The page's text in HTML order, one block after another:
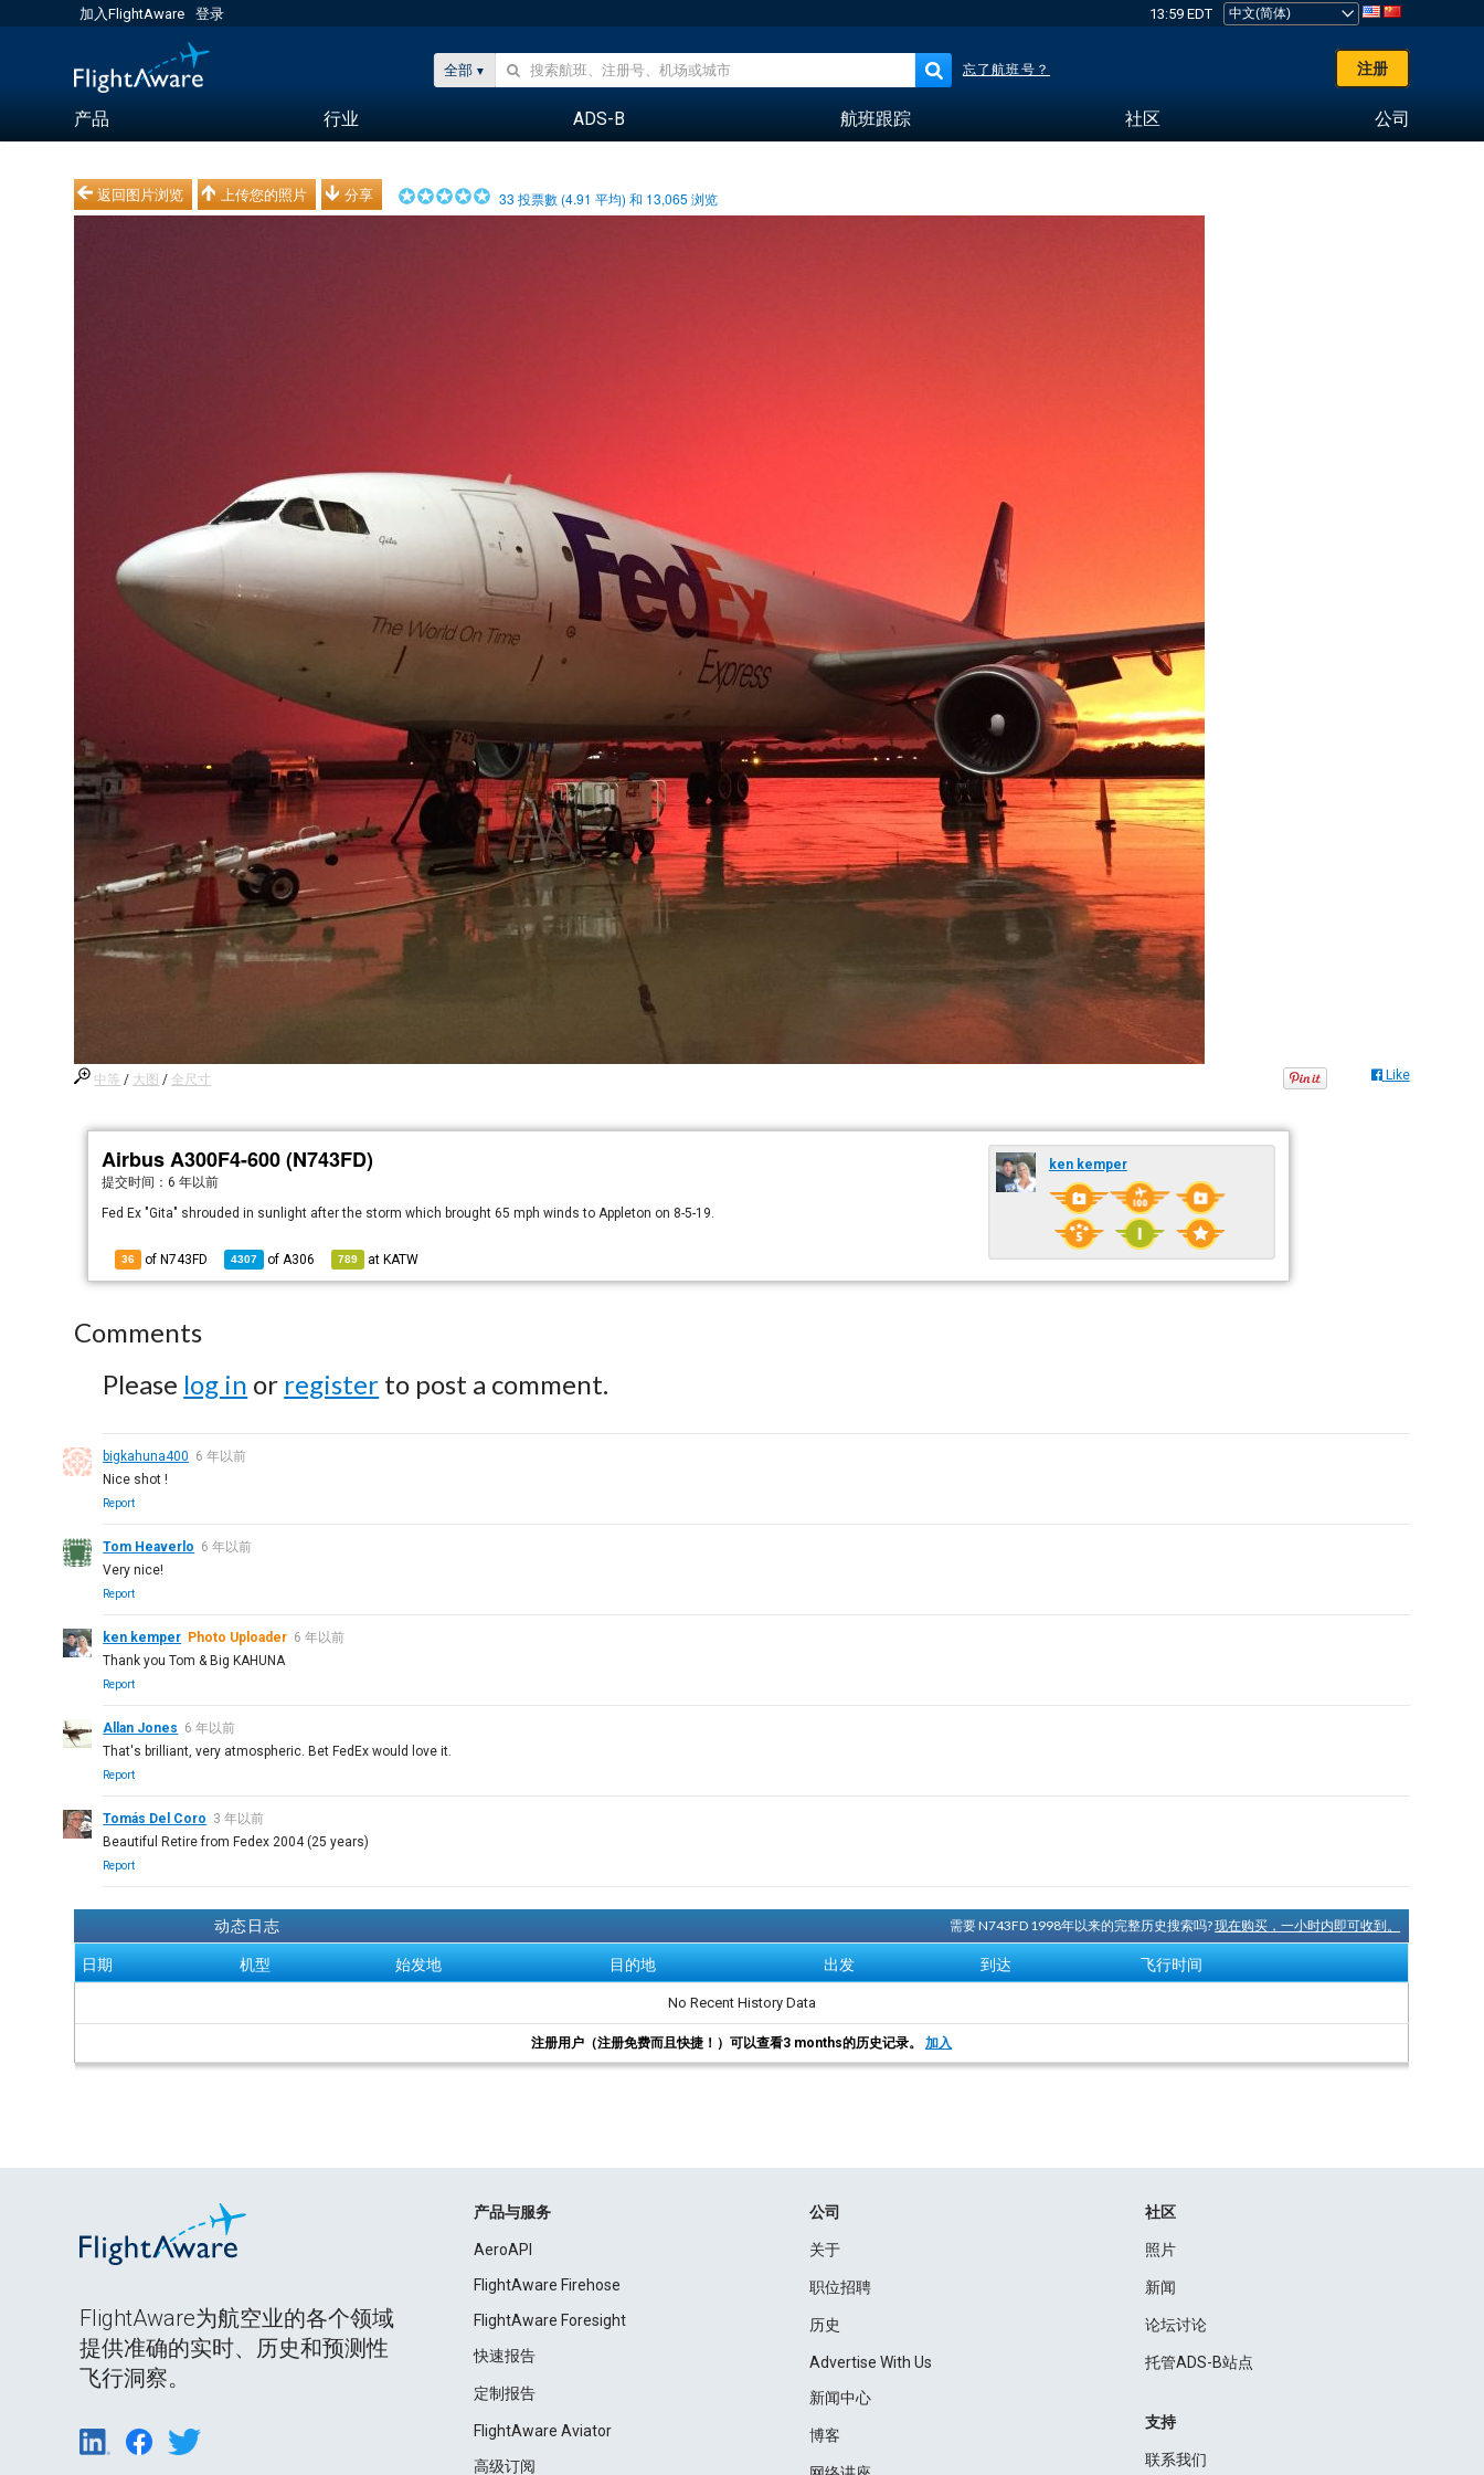
加入FlightAware 登录 13:59 EDT
全部 忘了航班号？ 注册
产品 行业 ADS-B 航班跟踪 社区 公司
返回图片浏览 上传您的照片 分享 33 投票數 (4.91 平均) 和 13,065 浏览
中等 / 大图 / 全尺寸 Like
Airbus A300F4-600 (N743FD)
提交时间：6 年以前
Fed Ex "Gita" shrouded in sunlight after the storm which brought 65 mph winds to Appleton on 8-5-19.
36 of N743FD 4307 ofA306 789 at KATW
ken kemper
Comments
Please log in or register to post a comment.
bigkahuna400 6 年以前
Nice shot !
Report
Tom Heaverlo 6 年以前
Very nice!
Report
ken kemper Photo Uploader 6 年以前
Thank you Tom & Big KAHUNA
Report
Allan Jones 6 年以前
That's brilliant, very atmospheric. Bet FedEx would love it.
Report
Tomás Del Coro 3 年以前
Beautiful Retire from Fedex 2004 (25 years)
Report
动态日志 需要 N743FD 1998年以来的完整历史搜索吗?现在购买，一小时内即可收到。
日期 机型 始发地 目的地 出发 到达 飞行时间
No Recent History Data
注册用户（注册免费而且快捷！）可以查看3 months的历史记录。加入
FlightAware为航空业的各个领域
提供准确的实时、历史和预测性
飞行洞察。
产品与服务
AeroAPI
FlightAware Firehose
FlightAware Foresight
快速报告
定制报告
FlightAware Aviator
高级订阅
公司
关于
职位招聘
历史
Advertise With Us
新闻中心
博客
社区
照片
新闻
论坛讨论
托管ADS-B站点
支持
联系我们